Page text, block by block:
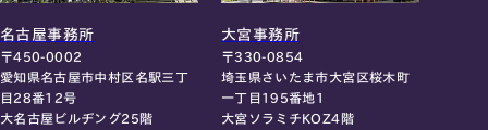
名古屋事務所
〒450-0002
愛知県名古屋市中村区名駅三丁
目28番12号
大名古屋ビルヂング25階
大宮事務所
〒330-0854
埼玉県さいたま市大宮区桜木町
一丁目195番地1
大宮ソラミチKOZ4階